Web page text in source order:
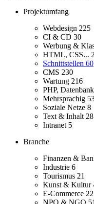
Projektumfang
Webdesign 225
CI & CD 30
Werbung &
HTML, CSS...
Schnittstellen 60
CMS 230
Wartung 216
PHP,
Mehrsprachig
Soziale Netze 8
Text & Inhalt 28
Intranet 5
Branche
Finanzen &
Industrie 6
Tourismus 21
Kunst & Kultur
E-Commerce 22